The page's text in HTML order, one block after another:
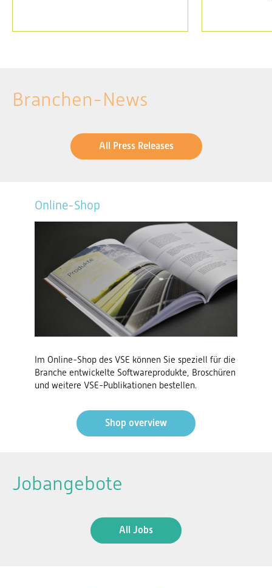
Branchen-News
All Press Releases
Online-Shop
Im Online-Shop des VSE können Sie speziell für die
Branche entwickelte Softwareprodukte, Broschüren
und weitere VSE-Publikationen bestellen.
Shop overview
Jobangebote
All Jobs